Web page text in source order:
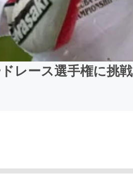
レース選手権に挑戦